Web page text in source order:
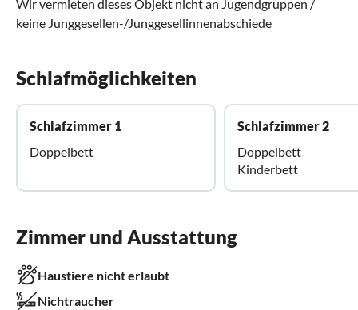
Wir vermieten dieses Objekt nicht an Jugendgruppen /
keine Junggesellen-/Junggesellinnenabschiede
Schlafmöglichkeiten
Schlafzimmer 1
Doppelbett
Schlafzimmer 2
Doppelbett
Kinderbett
Zimmer und Ausstattung
Haustiere nicht erlaubt
Nichtraucher